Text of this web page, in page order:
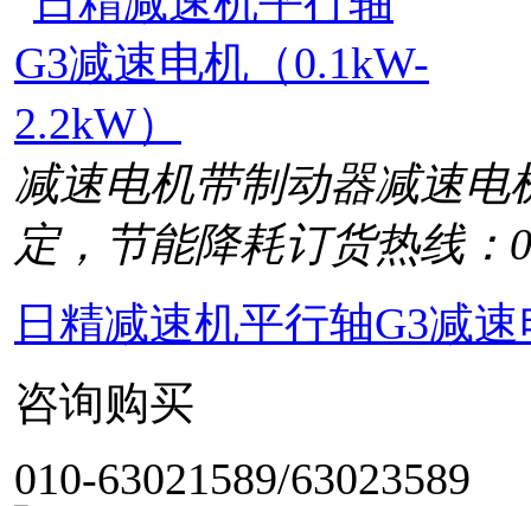
减速电机带制动器减速
定，节能降耗订货热线：
日精减速机平行轴G3减
咨询购买
010-63021589/63023589